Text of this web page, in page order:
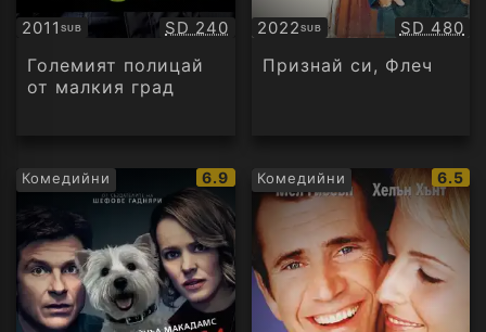
2011SUB
Субтитри Качество:
SD 240
Големият полицай
от малкия град
2022SUB
Субтитри SD 480
Признай си, Флеч
Комедийни
IMDb
рейтинг:
6.9 Комедийни
IMDb
6.5